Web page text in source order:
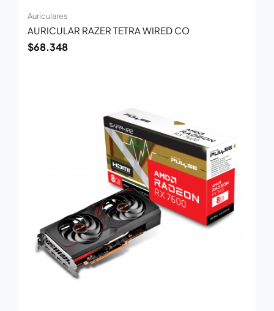
Auriculares
AURICULAR RAZER TETRA WIRED CO
$68.348